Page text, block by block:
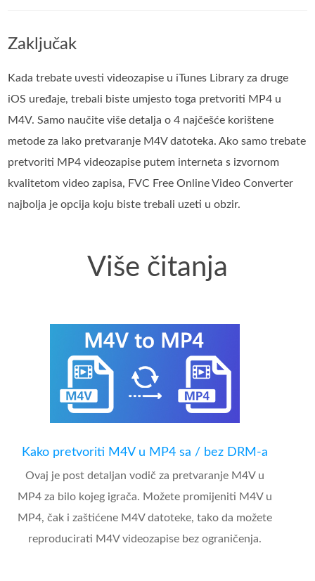
Zaključak
Kada trebate uvesti videozapise u iTunes Library za druge
iOS uređaje, trebali biste umjesto toga pretvoriti MP4 u
M4V. Samo naučite više detalja o 4 najčešće korištene
metode za lako pretvaranje M4V datoteka. Ako samo trebate
pretvoriti MP4 videozapise putem interneta s izvornom
kvalitetom video zapisa, FVC Free Online Video Converter
najbolja je opcija koju biste trebali uzeti u obzir.
Više čitanja
Kako pretvoriti M4V u MP4 sa / bez DRM-a
Ovaj je post detaljan vodič za pretvaranje M4V u
MP4 za bilo kojeg igrača. Možete promijeniti M4V u
MP4, čak i zaštićene M4V datoteke, tako da možete
reproducirati M4V videozapise bez ograničenja.